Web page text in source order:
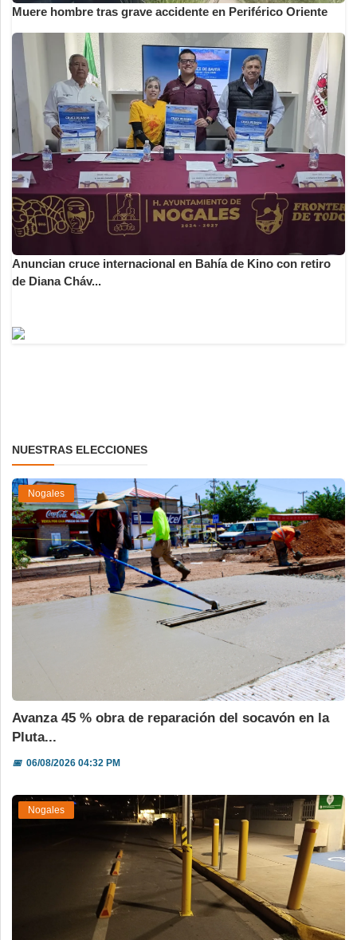
Muere hombre tras grave accidente en Periférico Oriente
Anuncian cruce internacional en Bahía de Kino con retiro
de Diana Cháv...
NUESTRAS ELECCIONES
Nogales
Avanza 45 % obra de reparación del socavón en la
Pluta...
📅06/08/2026 04:32 PM
Nogales